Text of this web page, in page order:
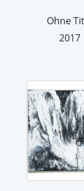
Ohne
2017